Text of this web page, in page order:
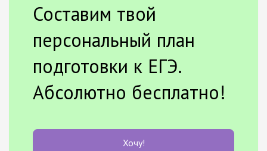
Составим твой
персональный план
подготовки к ЕГЭ.
Абсолютно бесплатно!
Хочу!